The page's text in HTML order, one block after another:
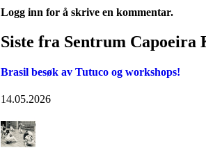
Logg inn for å skrive en kommentar.
Siste fra Sentrum Capoeira
Brasil besøk av Tutuco og workshops!
14.05.2026